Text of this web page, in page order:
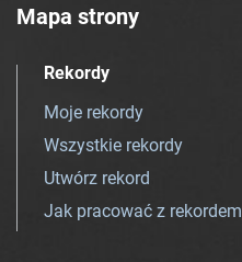
Mapa strony
Rekordy
Moje rekordy
Wszystkie rekordy
Utwórz rekord
Jak pracować z rekordem